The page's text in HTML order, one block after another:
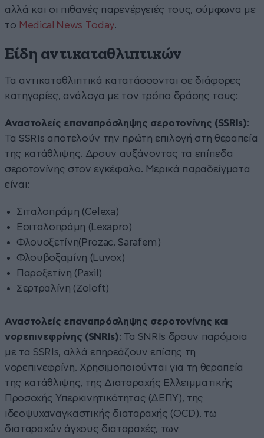
αλλά και οι πιθανές παρενέργειές τους, σύμφωνα με
το Medical News Τoday.
Είδη αντικαταθλιπτικών
Τα αντικαταθλιπτικά κατατάσσονται σε διάφορες
κατηγορίες, ανάλογα με τον τρόπο δράσης τους:
Αναστολείς επαναπρόσληψης σεροτονίνης (SSRIs):
Τα SSRIs αποτελούν την πρώτη επιλογή στη θεραπεία
της κατάθλιψης. Δρουν αυξάνοντας τα επίπεδα
σεροτονίνης στον εγκέφαλο. Μερικά παραδείγματα
είναι:
Σιταλοπράμη (Celexa)
Εσιταλοπράμη (Lexapro)
Φλουοξετίνη(Prozac, Sarafem)
Φλουβοξαμίνη (Luvox)
Παροξετίνη (Paxil)
Σερτραλίνη (Zoloft)
Αναστολείς επαναπρόσληψης σεροτονίνης και
νορεπινεφρίνης (SNRIs): Τα SNRIs δρουν παρόμοια
με τα SSRIs, αλλά επηρεάζουν επίσης τη
νορεπινεφρίνη. Χρησιμοποιούνται για τη θεραπεία
της κατάθλιψης, της Διαταραχής Ελλειμματικής
Προσοχής Υπερκινητικότητας (ΔΕΠΥ), της
ιδεοψυχαναγκαστικής διαταραχής (OCD), τω
διαταραχών άγχους διαταραχές, των